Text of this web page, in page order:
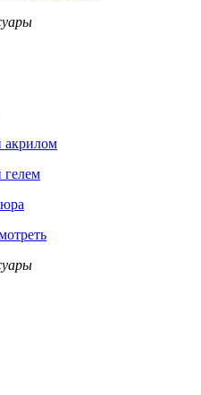
акрилом
гелем